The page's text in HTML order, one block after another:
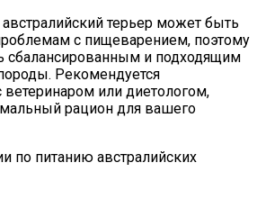
терьер может быть
с пищеварением, поэтому
сбалансированным и подходящим
Рекомендуется
ветеринаром или диетологом,
рацион для вашего
по питанию австралийских